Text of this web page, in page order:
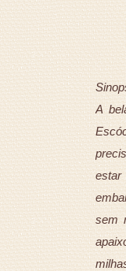
A
estar
sem